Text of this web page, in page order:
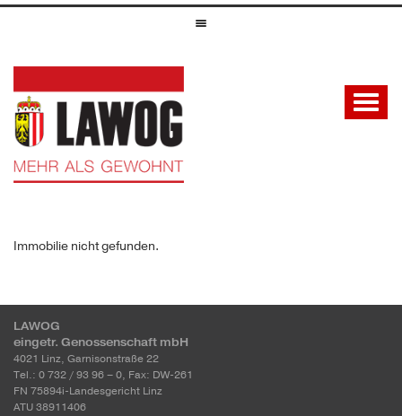
Immobilie nicht gefunden.
LAWOG
eingetr. Genossenschaft mbH
4021 Linz, Garnisonstraße 22
Tel.: 0 732 / 93 96 – 0, Fax: DW-261
FN 75894i-Landesgericht Linz
ATU 38911406